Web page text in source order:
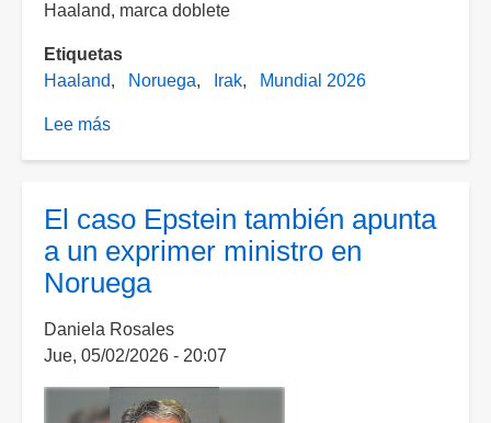
Haaland, marca doblete
Etiquetas
Haaland
Noruega Irak Mundial 2026
Lee más
Noruega
supera
a
en
su
presentación
mundialista
El caso Epstein también apunta
a un exprimer ministro en
Noruega
Daniela Rosales
Jue, 05/02/2026 - 20:07